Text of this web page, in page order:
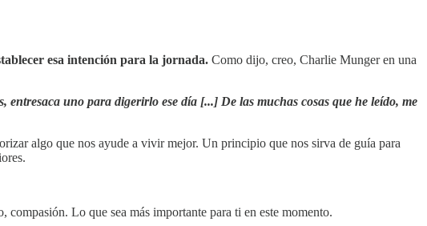
esa intención para la jornada. Como dijo, creo, Charlie Munger en una
entresaca uno para digerirlo ese día [...] De las muchas cosas que he leído, me
algo que nos ayude a vivir mejor. Un principio que nos sirva de guía para
Lo que sea más importante para ti en este momento.